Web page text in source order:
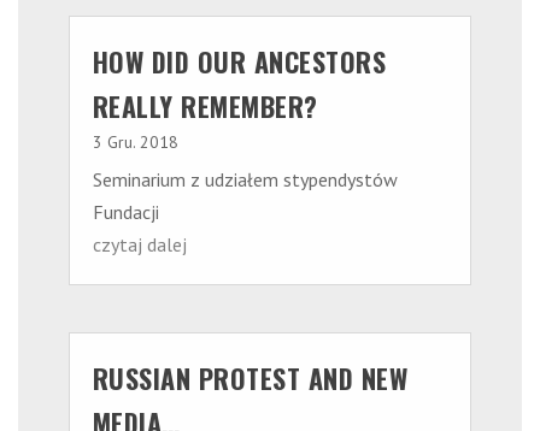
HOW DID OUR ANCESTORS
REALLY REMEMBER?
3 Gru. 2018
Seminarium z udziałem stypendystów
Fundacji
czytaj dalej
RUSSIAN PROTEST AND NEW
MEDIA…